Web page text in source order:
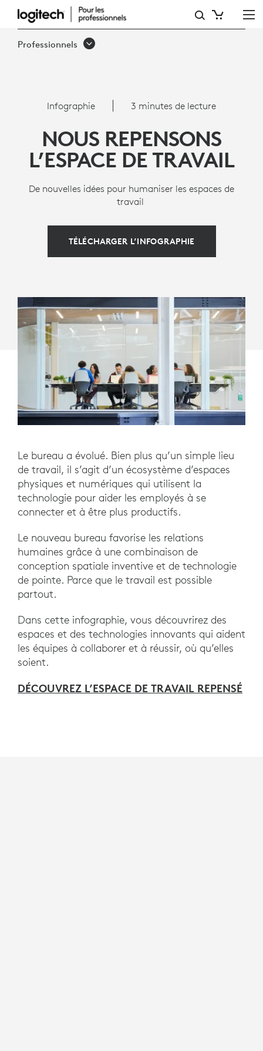
INFOGRAPHIE:
COMMENT
REPENSENT-
ELLES
LES
ESPACES
Professionnels
Infographie 3 minutes de lecture
NOUS REPENSONS
L’ESPACE DE TRAVAIL
De nouvelles idées pour humaniser les espaces de
travail
TÉLÉCHARGER L’INFOGRAPHIE
Le bureau a évolué. Bien plus qu’un simple lieu
de travail, il s’agit d’un écosystème d’espaces
physiques et numériques qui utilisent la
technologie pour aider les employés à se
connecter et à être plus productifs.
Le nouveau bureau favorise les relations
humaines grâce à une combinaison de
conception spatiale inventive et de technologie
de pointe. Parce que le travail est possible
partout.
Dans cette infographie, vous découvrirez des
espaces et des technologies innovants qui aident
les équipes à collaborer et à réussir, où qu’elles
soient.
DÉCOUVREZ L’ESPACE DE TRAVAIL REPENSÉ